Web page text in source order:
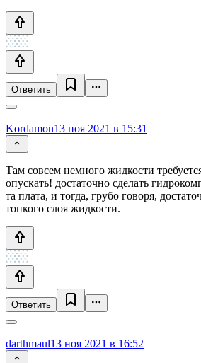
Ответить
Kordamon13 ноя 2021 в 15:31
Там совсем немного жидкости
опускать! достаточно сделать
та плата, и тогда, грубо говоря,
тонкого слоя жидкости.
Ответить
darthmaul13 ноя 2021 в 16:52